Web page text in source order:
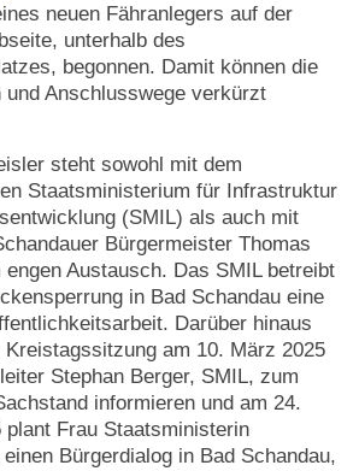
neuen Fähranlegers auf der
unterhalb des
begonnen. Damit können die
und Anschlusswege verkürzt
steht sowohl mit dem
Staatsministerium für Infrastruktur
(SMIL) als auch mit
Bürgermeister Thomas
engen Austausch. Das SMIL betreibt
in Bad Schandau eine
Darüber hinaus
am 10. März 2025
Stephan Berger, SMIL, zum
informieren und am 24.
plant Frau Staatsministerin
Bürgerdialog in Bad Schandau,